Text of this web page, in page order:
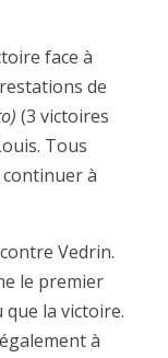
face à
de
(3 victoires
Tous
à
contre Vedrin.
le premier
la victoire.
à